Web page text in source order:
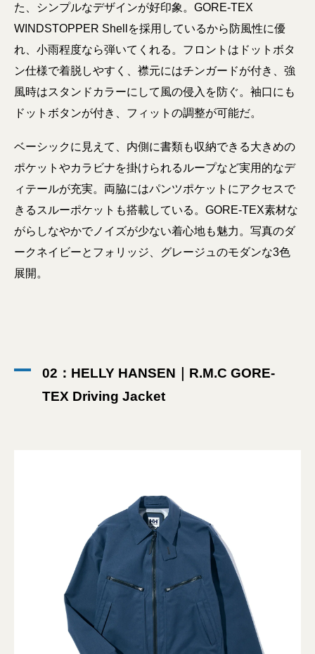
た、シンプルなデザインが好印象。GORE-TEX
WINDSTOPPER Shellを採用しているから防風性に優
れ、小雨程度なら弾いてくれる。フロントはドットボタ
ン仕様で着脱しやすく、襟元にはチンガードが付き、強
風時はスタンドカラーにして風の侵入を防ぐ。袖口にも
ドットボタンが付き、フィットの調整が可能だ。
ベーシックに見えて、内側に書類も収納できる大きめの
ポケットやカラビナを掛けられるループなど実用的なデ
ィテールが充実。両脇にはパンツポケットにアクセスで
きるスルーポケットも搭載している。GORE-TEX素材な
がらしなやかでノイズが少ない着心地も魅力。写真のダ
ークネイビーとフォリッジ、グレージュのモダンな3色
展開。
02：HELLY HANSEN｜R.M.C GORE-
TEX Driving Jacket